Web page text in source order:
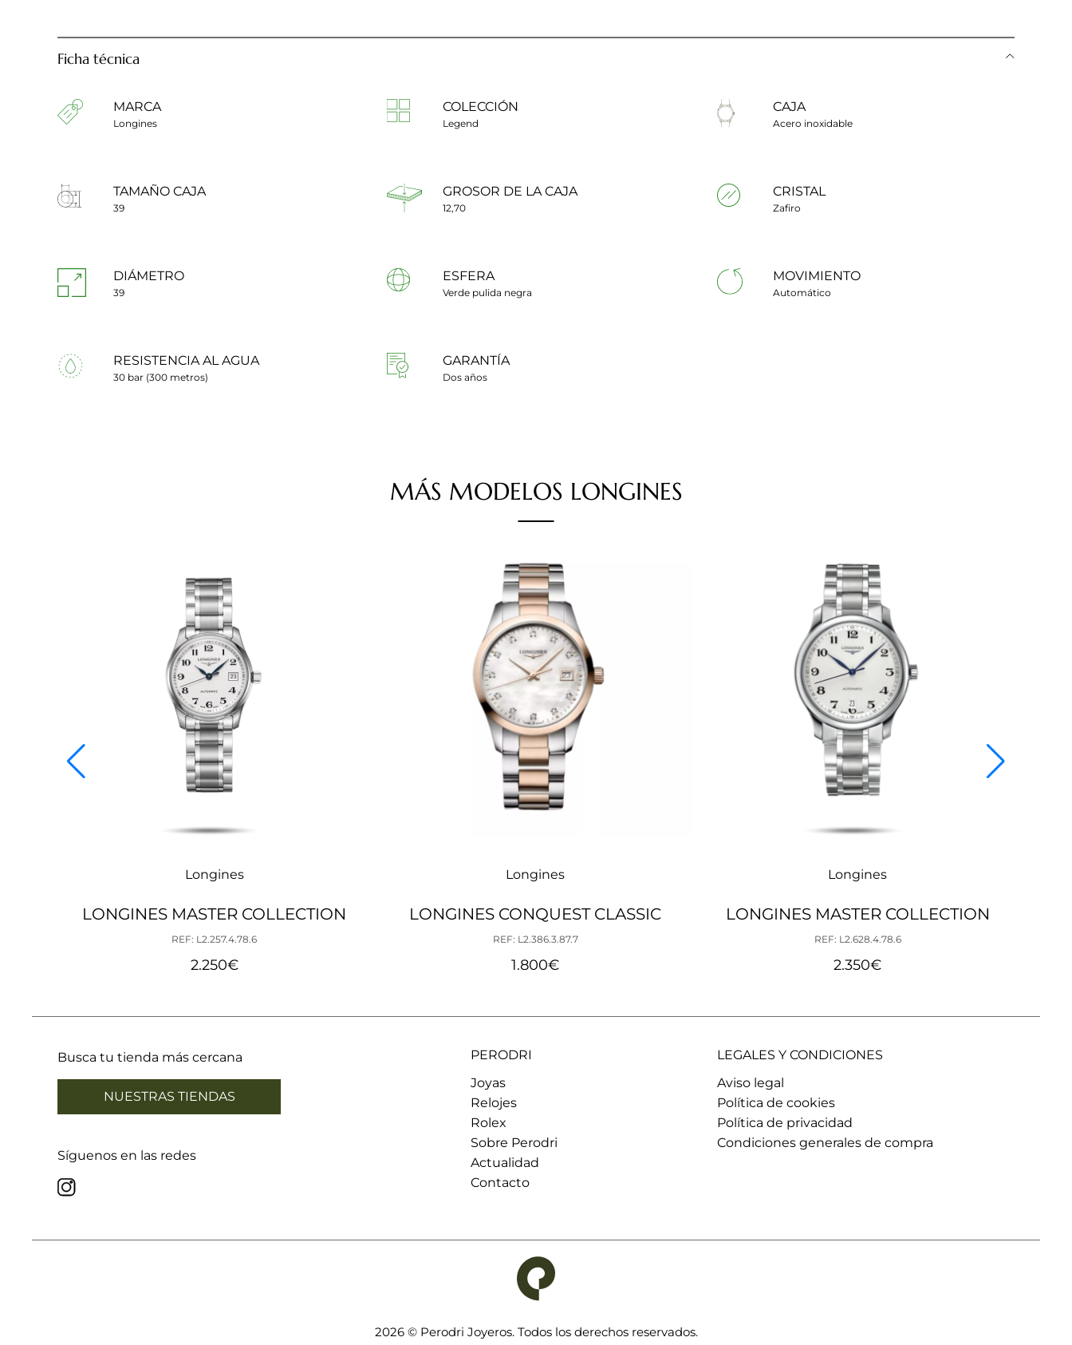
Ficha técnica
MARCA
Longines
COLECCIÓN
Legend
CAJA
Acero inoxidable
TAMAÑO CAJA
39
GROSOR DE LA CAJA
12,70
CRISTAL
Zafiro
DIÁMETRO
39
ESFERA
Verde pulida negra
MOVIMIENTO
Automático
RESISTENCIA AL AGUA
30 bar (300 metros)
GARANTÍA
Dos años
MÁS MODELOS LONGINES
Longines
LONGINES MASTER COLLECTION
REF: L2.257.4.78.6
2.250€
Longines
LONGINES CONQUEST CLASSIC
REF: L2.386.3.87.7
1.800€
Longines
LONGINES MASTER COLLECTION
REF: L2.628.4.78.6
2.350€
Busca tu tienda más cercana
NUESTRAS TIENDAS
Síguenos en las redes
PERODRI
Joyas
Relojes
Rolex
Sobre Perodri
Actualidad
Contacto
LEGALES Y CONDICIONES
Aviso legal
Política de cookies
Política de privacidad
Condiciones generales de compra
2026 © Perodri Joyeros. Todos los derechos reservados.